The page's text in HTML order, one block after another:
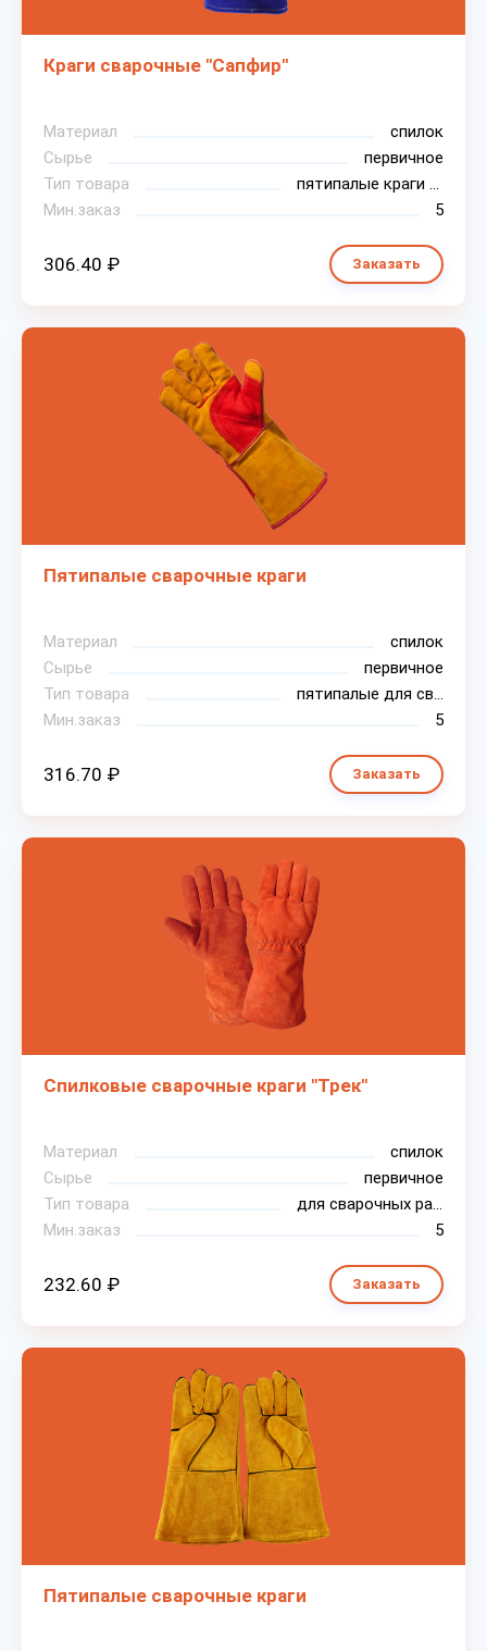
Краги сварочные "Сапфир"
Материал
спилок
Сырье
первичное
Тип товара
пятипалые краги для сварки
Мин.заказ
5
306.40 ₽ Заказать
Пятипалые сварочные краги
Материал
спилок
Сырье
первичное
Тип товара
пятипалые для сварки
Мин.заказ
5
316.70 ₽ Заказать
Спилковые сварочные краги "Трек"
Материал
спилок
Сырье
первичное
Тип товара
для сварочных работ
Мин.заказ
5
232.60 ₽ Заказать
Пятипалые сварочные краги